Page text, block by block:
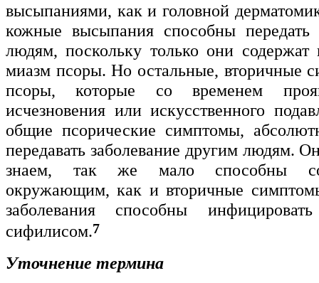
высыпаниями, как и головной
кожные высыпания способны передать
людям, поскольку только они содержат
миазм псоры. Но остальные, вторичные
псоры, которые со временем
исчезновения или искусственного
общие псорические симптомы,
передавать заболевание другим людям.
знаем, так же мало способны
окружающим, как и вторичные
заболевания способны
сифилисом.7
Уточнение термина